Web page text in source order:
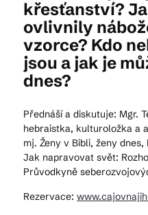
© 2026
křesťanství?
ovlivnily
vzorce? Kdo
jsou a jak je
dnes?
Přednáší a diskutuje: Mgr.
hebraistka, kulturoložka a
mj. Ženy v Bibli, ženy
Jak napravovat svět:
Průvodkyně
Rezervace: